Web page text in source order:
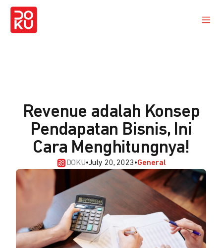
Revenue adalah Konsep
Pendapatan Bisnis, Ini
Cara Menghitungnya!
DOKU•July 20, 2023•General